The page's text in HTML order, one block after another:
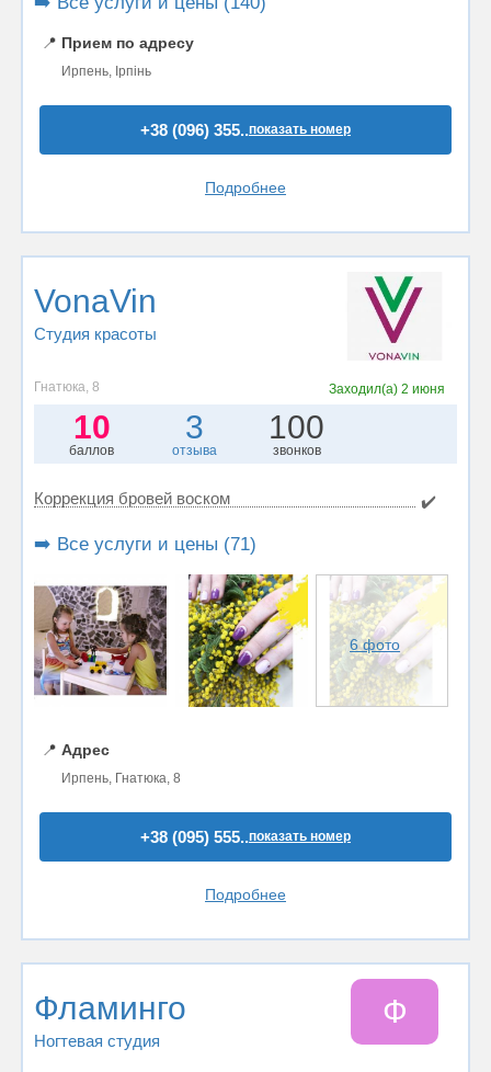
📍 Прием по адресу
Ирпень, Ірпінь
+38 (096) 355..показать номер
Подробнее
VonaVin
Студия красоты
Гнатюка, 8 Заходил(а) 2 июня
10
баллов
3
отзыва
100
звонков
Коррекция бровей воском ✔️
➡️ Все услуги и цены (71)
6 фото
📍 Адрес
Ирпень, Гнатюка, 8
+38 (095) 555..показать номер
Подробнее
Фламинго
Ногтевая студия
Ф